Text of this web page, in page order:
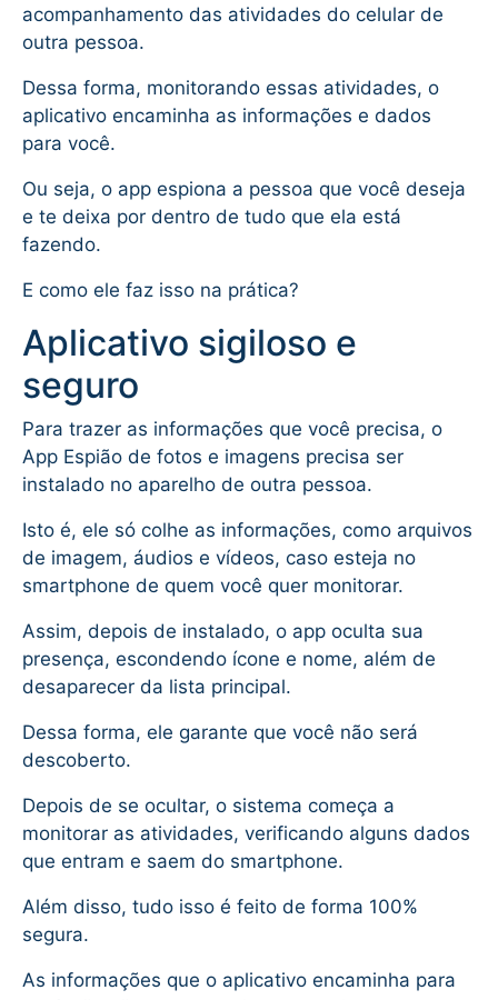
acompanhamento das atividades do celular de
outra pessoa.
Dessa forma, monitorando essas atividades, o
aplicativo encaminha as informações e dados
para você.
Ou seja, o app espiona a pessoa que você deseja
e te deixa por dentro de tudo que ela está
fazendo.
E como ele faz isso na prática?
Aplicativo sigiloso e
seguro
Para trazer as informações que você precisa, o
App Espião de fotos e imagens precisa ser
instalado no aparelho de outra pessoa.
Isto é, ele só colhe as informações, como arquivos
de imagem, áudios e vídeos, caso esteja no
smartphone de quem você quer monitorar.
Assim, depois de instalado, o app oculta sua
presença, escondendo ícone e nome, além de
desaparecer da lista principal.
Dessa forma, ele garante que você não será
descoberto.
Depois de se ocultar, o sistema começa a
monitorar as atividades, verificando alguns dados
que entram e saem do smartphone.
Além disso, tudo isso é feito de forma 100%
segura.
As informações que o aplicativo encaminha para